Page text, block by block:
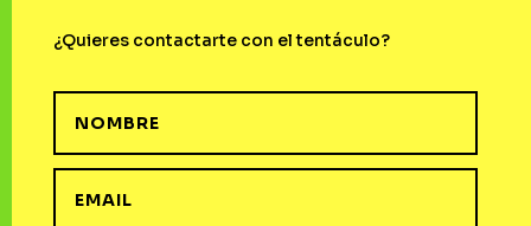
¿Quieres contactarte con el tentáculo?